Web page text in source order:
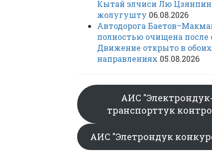
Кытай элчиси Лю
жолугушту 06.08.2026
Автодорога
полностью очищена после
Движение открыто в обоих
направлениях 05.08.2026
АИС "Электрондук-
транспорттук
АИС "Элетрондук